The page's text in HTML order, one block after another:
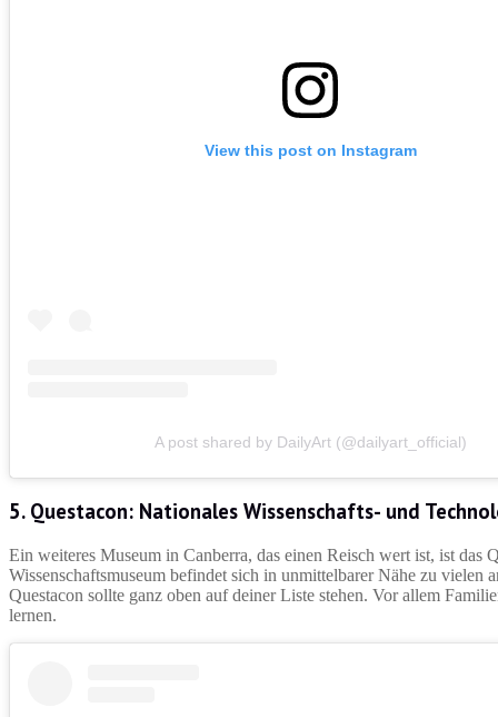
View this post on Instagram
A post shared by DailyArt (@dailyart_official)
5. Questacon: Nationales Wissenschafts- und
Ein weiteres Museum in Canberra, das einen Reisch wert ist, ist das
Wissenschaftsmuseum befindet sich in unmittelbarer Nähe zu vielen
Questacon sollte ganz oben auf deiner Liste stehen. Vor allem
lernen.